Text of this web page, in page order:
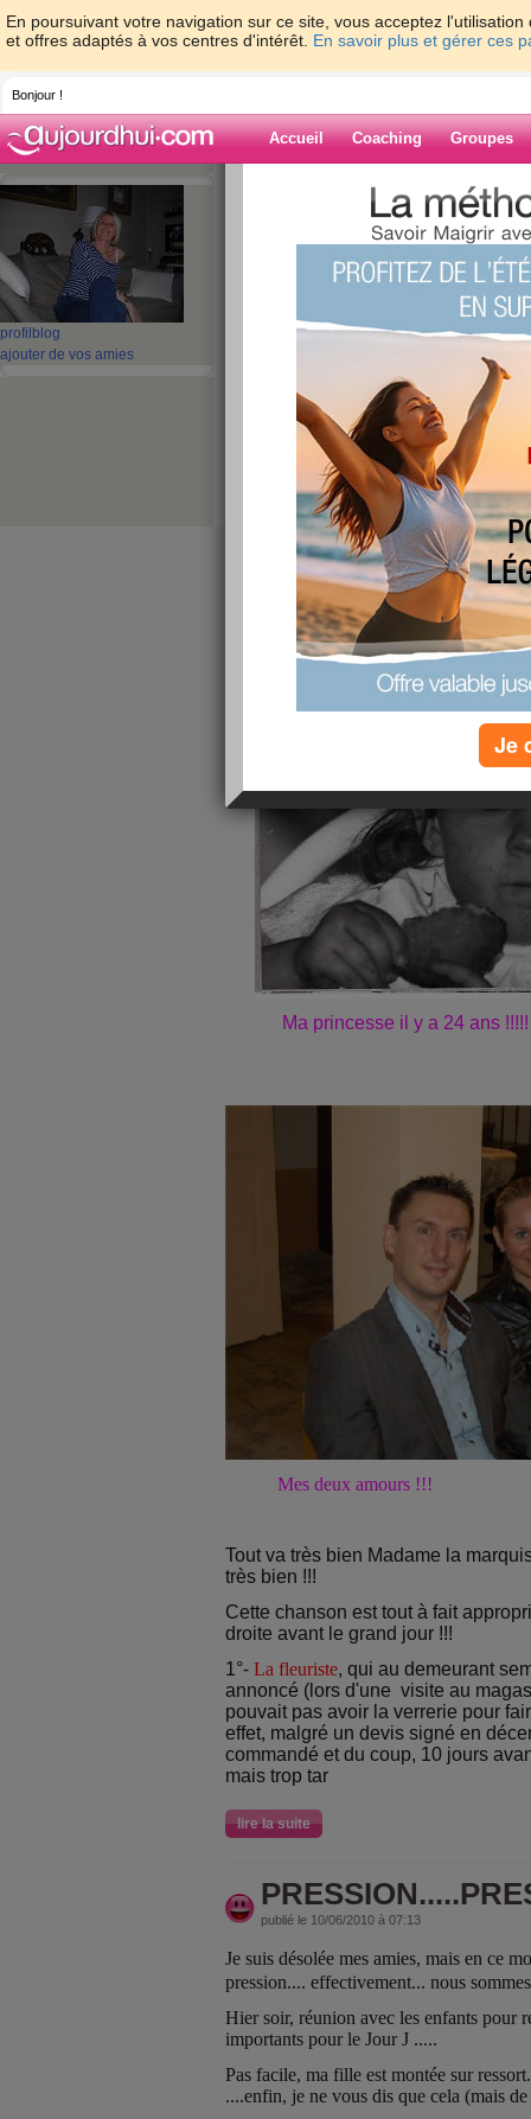
En poursuivant votre navigation sur ce site, vous acceptez
et offres adaptés à vos centres d'intérêt. En savoir plus et gérer ces
Bonjour !
Accueil Coaching Groupes
profil blog
ajouter de vos amies
>
Blog de chip
21 - 30 31 - 40 41 - 50 51 -
‹ Préc. 1 2 3 4 5
DERNIER LIGNE
TAPOTE !!!
publié le 20/06/2010 à 22:37
Ma princesse il y a 24 ans !!!!!
Mes deux amours !!!
Tout va très bien Madame la
très bien !!!
Cette chanson est tout à fait
droite avant le grand jour !!!
1°- La fleuriste, qui au demeurant
annoncé (lors d'une visite au
pouvait pas avoir la verrerie pour
effet, malgré un devis signé en
commandé et du coup, 10 jours
mais trop tar
lire la suite
publié le 10/06/2010 à 07:13
Je suis désolée mes amies, mais en ce
pression.... effectivement... nous
Hier soir, réunion avec les enfants pour
importants pour le Jour J .....
Pas facile, ma fille est montée sur
....enfin, je ne vous dis que cela (mais
Je